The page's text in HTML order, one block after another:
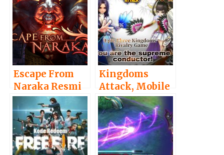
Escape From
Naraka Resmi
Rilis di Steam,
Tawarkan
Harga Spesial
untuk Gamer
Indonesia
Kingdoms
Attack, Mobile
RPG Baru dari
Digging Games
Network Baru
Saja Rilis